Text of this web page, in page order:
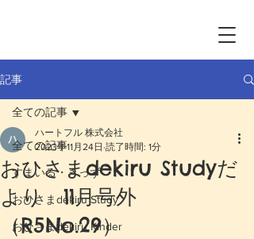
記事
全ての記事
すまいる・きっず
おひさまdekiru Study
おひさまdekiru Kinder
全ての記事
おひさまdekiru Studyだ
より 11月号外
（R5No.29）
ハートフル 株式会社
2023年11月24日 読了時間: 1分